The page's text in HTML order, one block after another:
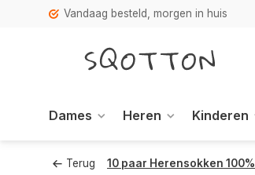
Vandaag besteld, morgen in huis
Dames Heren Kinderen
Terug 10 paar Herensokken